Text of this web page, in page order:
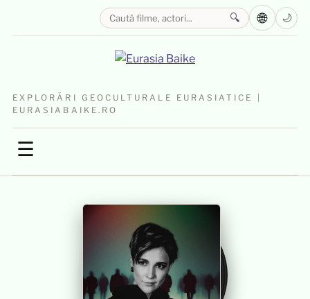
EXPLORĂRI GEOCULTURALE EURASIATICE |
EURASIABAIKE.RO
☰
🔍 🌐 🌙